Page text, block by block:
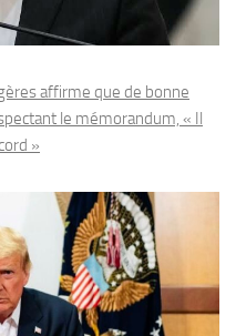
affirme que de bonne
le mémorandum, « Il
»